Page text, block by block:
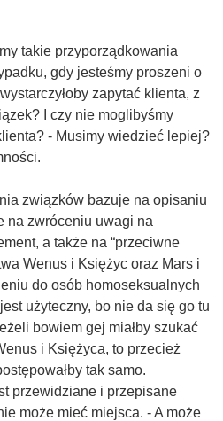
takie przyporządkowania
gdy jesteśmy proszeni o
zapytać klienta, z
I czy nie moglibyśmy
- Musimy wiedzieć lepiej?
związków bazuje na opisaniu
na zwróceniu uwagi na
a także na “przeciwne
Wenus i Księżyc oraz Mars i
do osób homoseksualnych
użyteczny, bo nie da się go tu
bowiem gej miałby szukać
i Księżyca, to przecież
tak samo.
przewidziane i przepisane
może mieć miejsca. - A może